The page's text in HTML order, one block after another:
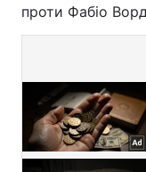
проти Фабіо